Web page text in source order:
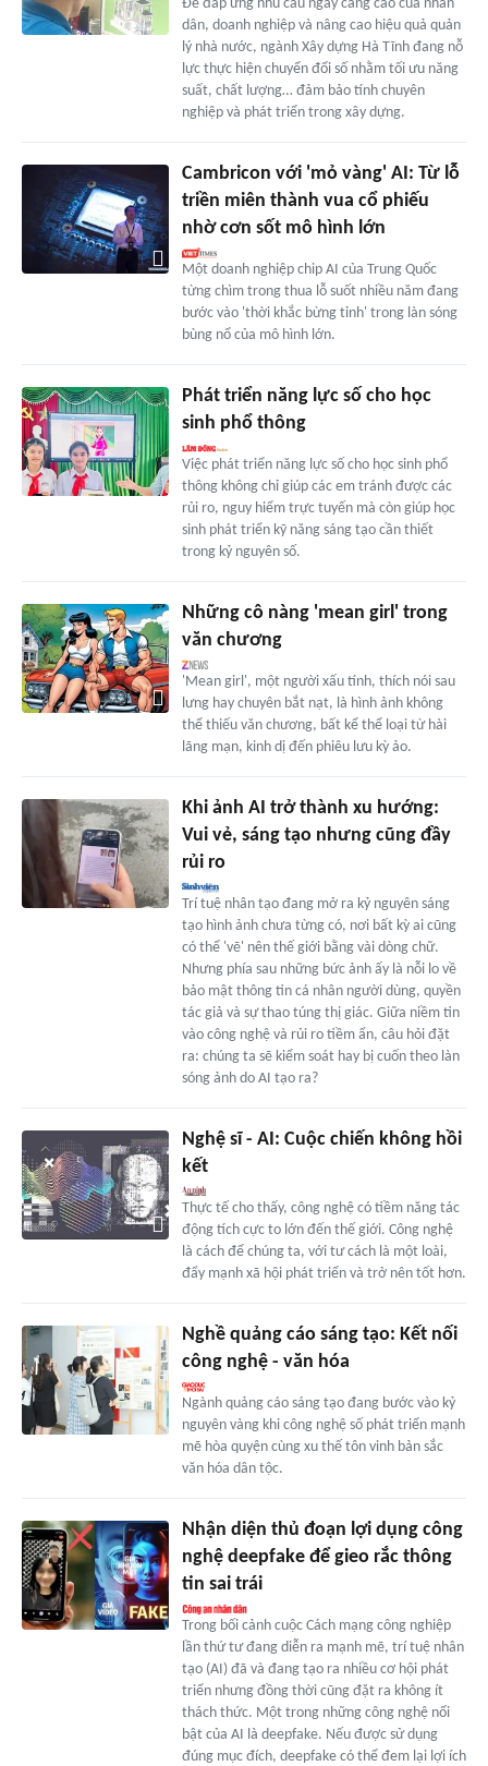
Để đáp ứng nhu cầu ngày càng cao của nhân
dân, doanh nghiệp và nâng cao hiệu quả quản
lý nhà nước, ngành Xây dựng Hà Tĩnh đang nỗ
lực thực hiện chuyển đổi số nhằm tối ưu năng
suất, chất lượng… đảm bảo tính chuyên
nghiệp và phát triển trong xây dựng.
Cambricon với 'mỏ vàng' AI: Từ lỗ
triền miên thành vua cổ phiếu
nhờ cơn sốt mô hình lớn
Một doanh nghiệp chip AI của Trung Quốc
từng chìm trong thua lỗ suốt nhiều năm đang
bước vào 'thời khắc bừng tỉnh' trong làn sóng
bùng nổ của mô hình lớn.
Phát triển năng lực số cho học
sinh phổ thông
Việc phát triển năng lực số cho học sinh phổ
thông không chỉ giúp các em tránh được các
rủi ro, nguy hiểm trực tuyến mà còn giúp học
sinh phát triển kỹ năng sáng tạo cần thiết
trong kỷ nguyên số.
Những cô nàng 'mean girl' trong
văn chương
'Mean girl', một người xấu tính, thích nói sau
lưng hay chuyên bắt nạt, là hình ảnh không
thể thiếu văn chương, bất kể thể loại từ hài
lãng mạn, kinh dị đến phiêu lưu kỳ ảo.
Khi ảnh AI trở thành xu hướng:
Vui vẻ, sáng tạo nhưng cũng đầy
rủi ro
Trí tuệ nhân tạo đang mở ra kỷ nguyên sáng
tạo hình ảnh chưa từng có, nơi bất kỳ ai cũng
có thể 'vẽ' nên thế giới bằng vài dòng chữ.
Nhưng phía sau những bức ảnh ấy là nỗi lo về
bảo mật thông tin cá nhân người dùng, quyền
tác giả và sự thao túng thị giác. Giữa niềm tin
vào công nghệ và rủi ro tiềm ẩn, câu hỏi đặt
ra: chúng ta sẽ kiểm soát hay bị cuốn theo làn
sóng ảnh do AI tạo ra?
Nghệ sĩ - AI: Cuộc chiến không hồi
kết
Thực tế cho thấy, công nghệ có tiềm năng tác
động tích cực to lớn đến thế giới. Công nghệ
là cách để chúng ta, với tư cách là một loài,
đẩy mạnh xã hội phát triển và trở nên tốt hơn.
Nghề quảng cáo sáng tạo: Kết nối
công nghệ - văn hóa
Ngành quảng cáo sáng tạo đang bước vào kỷ
nguyên vàng khi công nghệ số phát triển mạnh
mẽ hòa quyện cùng xu thế tôn vinh bản sắc
văn hóa dân tộc.
Nhận diện thủ đoạn lợi dụng công
nghệ deepfake để gieo rắc thông
tin sai trái
Trong bối cảnh cuộc Cách mạng công nghiệp
lần thứ tư đang diễn ra mạnh mẽ, trí tuệ nhân
tạo (AI) đã và đang tạo ra nhiều cơ hội phát
triển nhưng đồng thời cũng đặt ra không ít
thách thức. Một trong những công nghệ nổi
bật của AI là deepfake. Nếu được sử dụng
đúng mục đích, deepfake có thể đem lại lợi ích